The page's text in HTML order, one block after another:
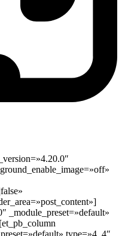
_module_preset=»default»